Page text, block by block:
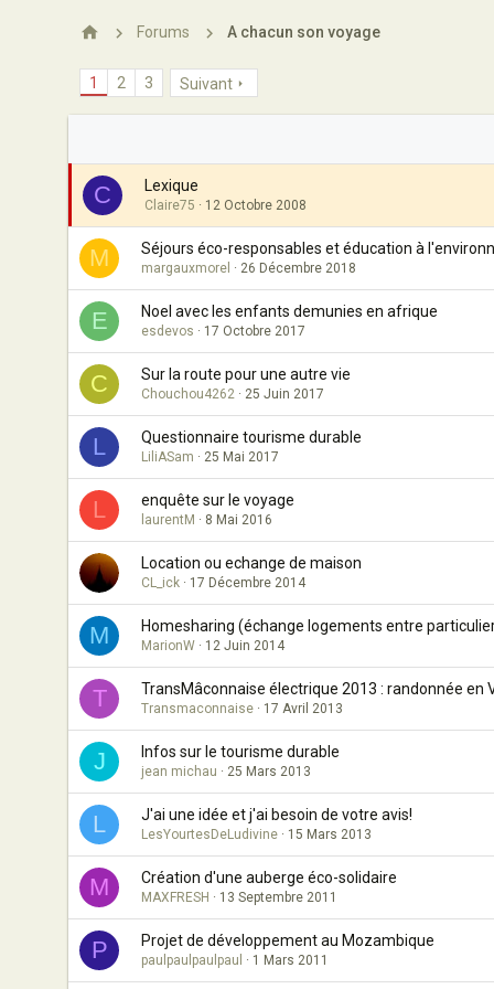
Forums A chacun son voyage
1 2 3 Suivant
C Lexique
Claire75 12 Octobre 2008
M Séjours éco-responsables et éducation à
margauxmorel 26 Décembre 2018
E Noel avec les enfants demunies en afrique
esdevos 17 Octobre 2017
C Sur la route pour une autre vie
Chouchou4262 25 Juin 2017
L Questionnaire tourisme durable
LiliASam 25 Mai 2017
L enquête sur le voyage
laurentM 8 Mai 2016
Location ou echange de maison
CL_ick 17 Décembre 2014
M Homesharing (échange logements entre
MarionW 12 Juin 2014
T TransMâconnaise électrique 2013 : randonnée en
Transmaconnaise 17 Avril 2013
J Infos sur le tourisme durable
jean michau 25 Mars 2013
L J'ai une idée et j'ai besoin de votre avis!
LesYourtesDeLudivine 15 Mars 2013
M Création d'une auberge éco-solidaire
MAXFRESH 13 Septembre 2011
P Projet de développement au Mozambique
paulpaulpaulpaul 1 Mars 2011